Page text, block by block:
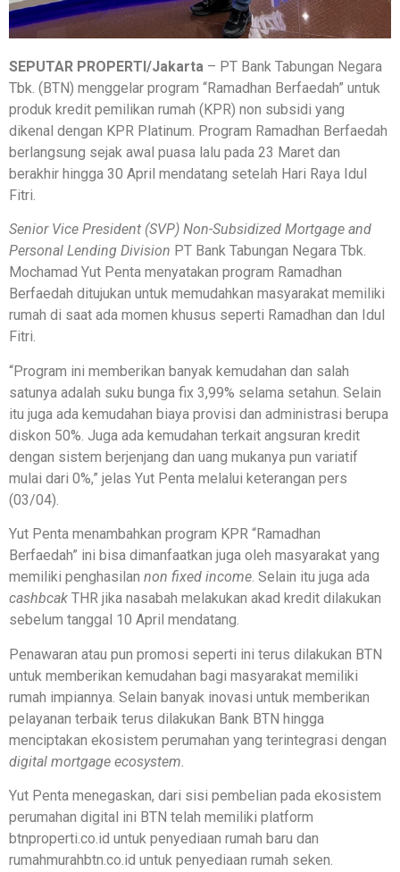
SEPUTAR PROPERTI/Jakarta – PT Bank Tabungan Negara
Tbk. (BTN) menggelar program “Ramadhan Berfaedah” untuk
produk kredit pemilikan rumah (KPR) non subsidi yang
dikenal dengan KPR Platinum. Program Ramadhan Berfaedah
berlangsung sejak awal puasa lalu pada 23 Maret dan
berakhir hingga 30 April mendatang setelah Hari Raya Idul
Fitri.
Senior Vice President (SVP) Non-Subsidized Mortgage and
Personal Lending Division PT Bank Tabungan Negara Tbk.
Mochamad Yut Penta menyatakan program Ramadhan
Berfaedah ditujukan untuk memudahkan masyarakat memiliki
rumah di saat ada momen khusus seperti Ramadhan dan Idul
Fitri.
“Program ini memberikan banyak kemudahan dan salah
satunya adalah suku bunga fix 3,99% selama setahun. Selain
itu juga ada kemudahan biaya provisi dan administrasi berupa
diskon 50%. Juga ada kemudahan terkait angsuran kredit
dengan sistem berjenjang dan uang mukanya pun variatif
mulai dari 0%,” jelas Yut Penta melalui keterangan pers
(03/04).
Yut Penta menambahkan program KPR “Ramadhan
Berfaedah” ini bisa dimanfaatkan juga oleh masyarakat yang
memiliki penghasilan non fixed income. Selain itu juga ada
cashbcak THR jika nasabah melakukan akad kredit dilakukan
sebelum tanggal 10 April mendatang.
Penawaran atau pun promosi seperti ini terus dilakukan BTN
untuk memberikan kemudahan bagi masyarakat memiliki
rumah impiannya. Selain banyak inovasi untuk memberikan
pelayanan terbaik terus dilakukan Bank BTN hingga
menciptakan ekosistem perumahan yang terintegrasi dengan
digital mortgage ecosystem.
Yut Penta menegaskan, dari sisi pembelian pada ekosistem
perumahan digital ini BTN telah memiliki platform
btnproperti.co.id untuk penyediaan rumah baru dan
rumahmurahbtn.co.id untuk penyediaan rumah seken.